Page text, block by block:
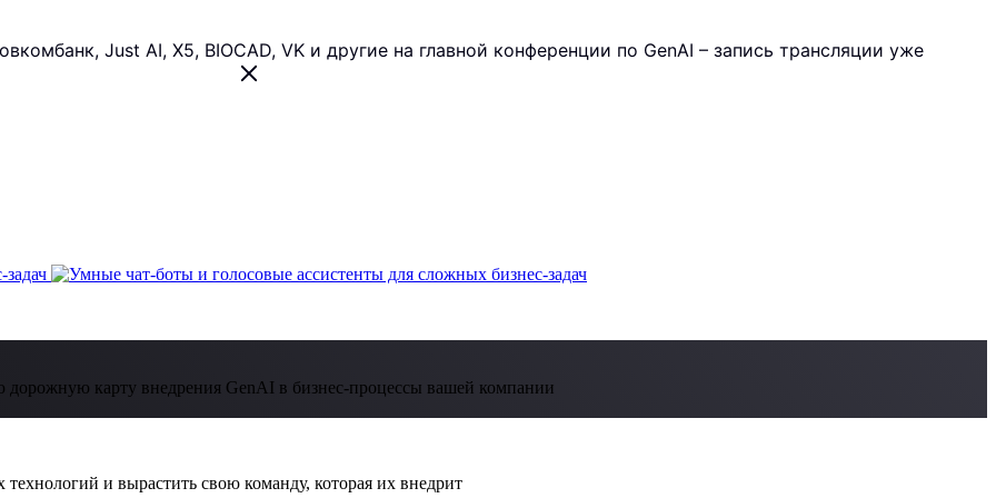
Just AI, X5, BIOCAD, VK и другие на главной конференции по GenAI – запись трансляции уже
карту внедрения GenAI в бизнес-процессы вашей компании
и вырастить свою команду, которая их внедрит